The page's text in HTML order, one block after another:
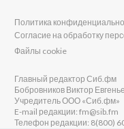
Политика
Согласие на обработку
Файлы cookie
Главный редактор Сиб.фм
Бобровников Виктор
Учредитель ООО «Сиб.фм»
E-mail редакции: fm@sib.fm
Телефон редакции: 8(800)